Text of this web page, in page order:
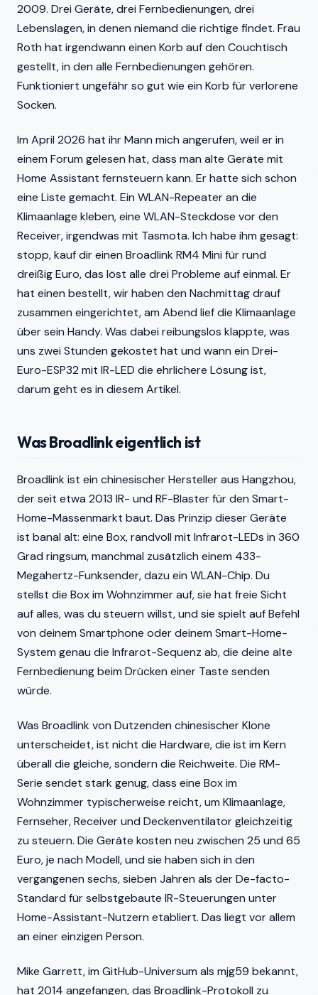
2009. Drei Geräte, drei Fernbedienungen, drei
Lebenslagen, in denen niemand die richtige findet. Frau
Roth hat irgendwann einen Korb auf den Couchtisch
gestellt, in den alle Fernbedienungen gehören.
Funktioniert ungefähr so gut wie ein Korb für verlorene
Socken.
Im April 2026 hat ihr Mann mich angerufen, weil er in
einem Forum gelesen hat, dass man alte Geräte mit
Home Assistant fernsteuern kann. Er hatte sich schon
eine Liste gemacht. Ein WLAN-Repeater an die
Klimaanlage kleben, eine WLAN-Steckdose vor den
Receiver, irgendwas mit Tasmota. Ich habe ihm gesagt:
stopp, kauf dir einen Broadlink RM4 Mini für rund
dreißig Euro, das löst alle drei Probleme auf einmal. Er
hat einen bestellt, wir haben den Nachmittag drauf
zusammen eingerichtet, am Abend lief die Klimaanlage
über sein Handy. Was dabei reibungslos klappte, was
uns zwei Stunden gekostet hat und wann ein Drei-
Euro-ESP32 mit IR-LED die ehrlichere Lösung ist,
darum geht es in diesem Artikel.
Was Broadlink eigentlich ist
Broadlink ist ein chinesischer Hersteller aus Hangzhou,
der seit etwa 2013 IR- und RF-Blaster für den Smart-
Home-Massenmarkt baut. Das Prinzip dieser Geräte
ist banal alt: eine Box, randvoll mit Infrarot-LEDs in 360
Grad ringsum, manchmal zusätzlich einem 433-
Megahertz-Funksender, dazu ein WLAN-Chip. Du
stellst die Box im Wohnzimmer auf, sie hat freie Sicht
auf alles, was du steuern willst, und sie spielt auf Befehl
von deinem Smartphone oder deinem Smart-Home-
System genau die Infrarot-Sequenz ab, die deine alte
Fernbedienung beim Drücken einer Taste senden
würde.
Was Broadlink von Dutzenden chinesischer Klone
unterscheidet, ist nicht die Hardware, die ist im Kern
überall die gleiche, sondern die Reichweite. Die RM-
Serie sendet stark genug, dass eine Box im
Wohnzimmer typischerweise reicht, um Klimaanlage,
Fernseher, Receiver und Deckenventilator gleichzeitig
zu steuern. Die Geräte kosten neu zwischen 25 und 65
Euro, je nach Modell, und sie haben sich in den
vergangenen sechs, sieben Jahren als der De-facto-
Standard für selbstgebaute IR-Steuerungen unter
Home-Assistant-Nutzern etabliert. Das liegt vor allem
an einer einzigen Person.
Mike Garrett, im GitHub-Universum als mjg59 bekannt,
hat 2014 angefangen, das Broadlink-Protokoll zu